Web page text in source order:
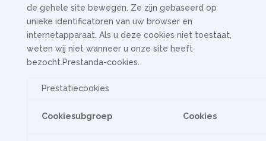
de gehele site bewegen. Ze zijn gebaseerd op
unieke identificatoren van uw browser en
internetapparaat. Als u deze cookies niet toestaat,
weten wij niet wanneer u onze site heeft
bezocht.Prestanda-cookies.
Prestatiecookies
Cookiesubgroep Cookies